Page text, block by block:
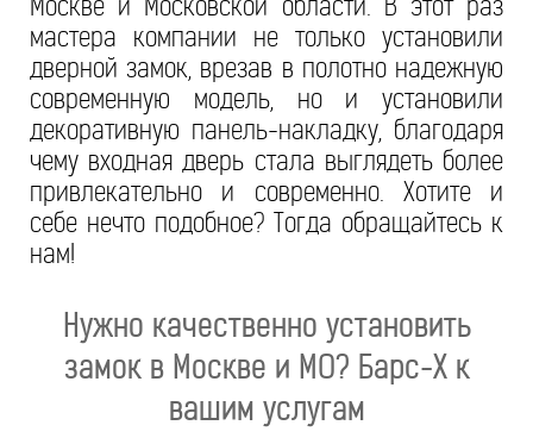
мастера компании не только установили
дверной замок, врезав в полотно надежную
современную модель, но и установили
декоративную панель-накладку, благодаря
чему входная дверь стала выглядеть более
привлекательно и современно. Хотите и
себе нечто подобное? Тогда обращайтесь к
нам!
Нужно качественно установить
замок в Москве и МО? Барс-Х к
вашим услугам